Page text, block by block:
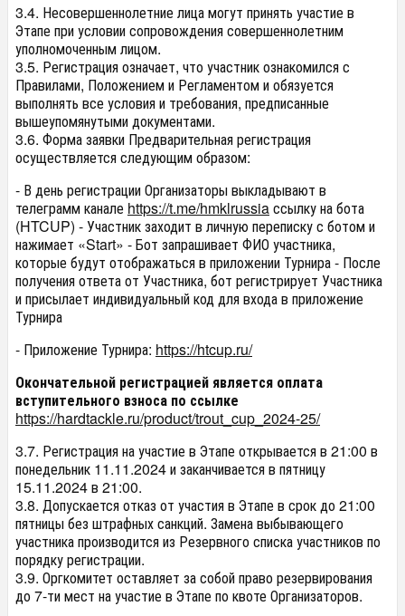
3.4. Несовершеннолетние лица могут принять участие в
Этапе при условии сопровождения совершеннолетним
уполномоченным лицом.
3.5. Регистрация означает, что участник ознакомился с
Правилами, Положением и Регламентом и обязуется
выполнять все условия и требования, предписанные
вышеупомянутыми документами.
3.6. Форма заявки Предварительная регистрация
осуществляется следующим образом:
- В день регистрации Организаторы выкладывают в
телеграмм канале https://t.me/hmklrussiaссылку на бота
(HTCUP) - Участник заходит в личную переписку с ботом и
нажимает «Start» - Бот запрашивает ФИО участника,
которые будут отображаться в приложении Турнира - После
получения ответа от Участника, бот регистрирует Участника
и присылает индивидуальный код для входа в приложение
Турнира
- Приложение Турнира: https://htcup.ru/
Окончательной регистрацией является оплата
вступительного взноса по ссылке
https://hardtackle.ru/product/trout_cup_2024-25/
3.7. Регистрация на участие в Этапе открывается в 21:00 в
понедельник 11.11.2024 и заканчивается в пятницу
15.11.2024 в 21:00.
3.8. Допускается отказ от участия в Этапе в срок до 21:00
пятницы без штрафных санкций. Замена выбывающего
участника производится из Резервного списка участников по
порядку регистрации.
3.9. Оргкомитет оставляет за собой право резервирования
до 7-ти мест на участие в Этапе по квоте Организаторов.